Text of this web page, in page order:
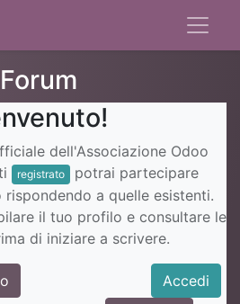
Forum
dell'Associazione Odoo
registrato
potrai partecipare
a quelle esistenti.
il tuo profilo e consultare le
di iniziare a scrivere.
Accedi